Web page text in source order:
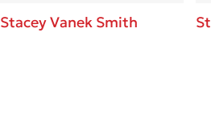
Stacey Vanek Smith